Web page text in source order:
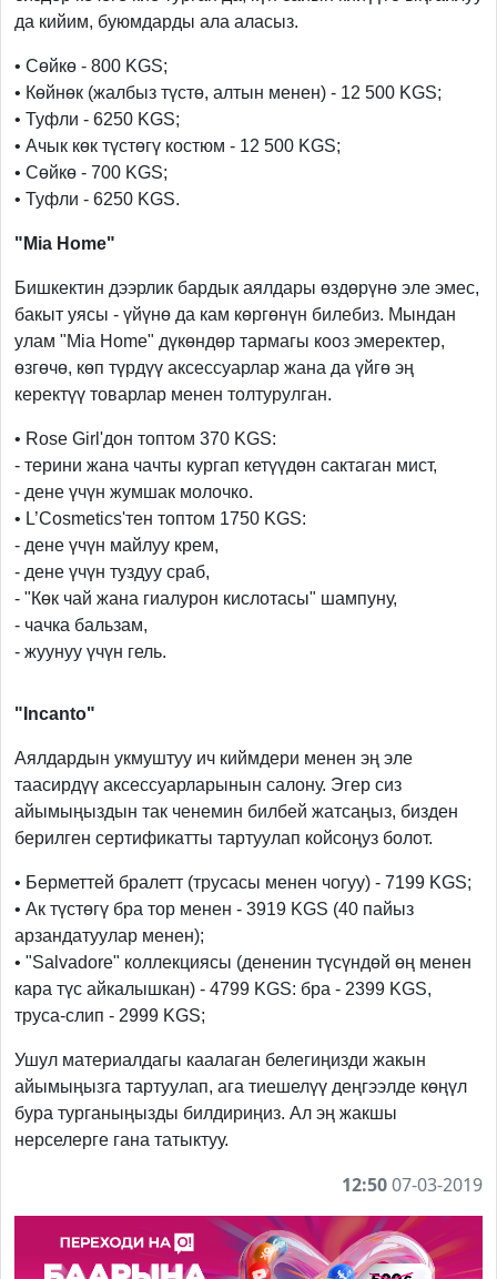
да кийим, буюмдарды ала аласыз.
• Сөйкө - 800 KGS;
• Көйнөк (жалбыз түстө, алтын менен) - 12 500 KGS;
• Туфли - 6250 KGS;
• Ачык көк түстөгү костюм - 12 500 KGS;
• Сөйкө - 700 KGS;
• Туфли - 6250 KGS.
"Mia Home"
Бишкектин дээрлик бардык аялдары өздөрүнө эле эмес,
бакыт уясы - үйүнө да кам көргөнүн билебиз. Мындан
улам "Mia Home" дүкөндөр тармагы кооз эмеректер,
өзгөчө, көп түрдүү аксессуарлар жана да үйгө эң
керектүү товарлар менен толтурулган.
• Rose Girl'дон топтом 370 KGS:
- терини жана чачты кургап кетүүдөн сактаган мист,
- дене үчүн жумшак молочко.
• L’Cosmetics'тен топтом 1750 KGS:
- дене үчүн майлуу крем,
- дене үчүн туздуу сраб,
- "Көк чай жана гиалурон кислотасы" шампуну,
- чачка бальзам,
- жуунуу үчүн гель.
"Incanto"
Аялдардын укмуштуу ич киймдери менен эң эле
таасирдүү аксессуарларынын салону. Эгер сиз
айымыңыздын так ченемин билбей жатсаңыз, бизден
берилген сертификатты тартуулап койсоңуз болот.
• Берметтей бралетт (трусасы менен чогуу) - 7199 KGS;
• Ак түстөгү бра тор менен - 3919 KGS (40 пайыз
арзандатуулар менен);
• "Salvadore" коллекциясы (дененин түсүндөй өң менен
кара түс айкалышкан) - 4799 KGS: бра - 2399 KGS,
труса-слип - 2999 KGS;
Ушул материалдагы каалаган белегиңизди жакын
айымыңызга тартуулап, ага тиешелүү деңгээлде көңүл
бура турганыңызды билдириңиз. Ал эң жакшы
нерселерге гана татыктуу.
12:5007-03-2019